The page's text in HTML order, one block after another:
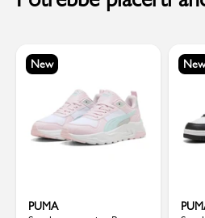
New
PUMA